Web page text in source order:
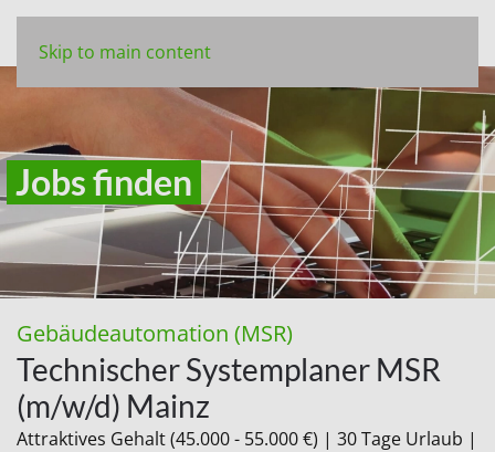
Skip to main content
Jobs finden
Gebäudeautomation (MSR)
Technischer Systemplaner MSR
(m/w/d) Mainz
Attraktives Gehalt (45.000 - 55.000 €) | 30 Tage Urlaub |